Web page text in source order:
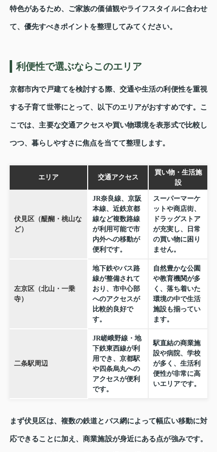
特色があるため、ご家族の価値観やライフスタイルに合わせ
て、優先すべきポイントを整理してみてください。
利便性で選ぶならこのエリア
京都市内で戸建てを検討する際、交通や生活の利便性を重視
する子育て世帯にとって、以下のエリアがおすすめです。こ
こでは、主要な交通アクセスや買い物環境を表形式で比較し
つつ、暮らしやすさに焦点を当てて整理します。
エリア 交通アクセス
買い物・生活施
設
伏見区（醍醐・桃山な
ど）
JR奈良線、京阪
本線、近鉄京都
線など複数路線
が利用可能で市
内外への移動が
便利です。
スーパーマーケ
ットや商店街、
ドラッグストア
が充実し、日常
の買い物に困り
ません。
左京区（北山・一乗
寺）
地下鉄やバス路
線が整備されて
おり、市中心部
へのアクセスが
比較的良好で
す。
自然豊かな公園
や教育機関が多
く、落ち着いた
環境の中で生活
施設も揃ってい
ます。
二条駅周辺
JR嵯峨野線・地
下鉄東西線が利
用でき、京都駅
や四条烏丸への
アクセスが便利
です。
駅直結の商業施
設や病院、学校
が多く、生活利
便性が非常に高
いエリアです。
まず伏見区は、複数の鉄道とバス網によって幅広い移動に対
応できることに加え、商業施設が身近にある点が強みです。